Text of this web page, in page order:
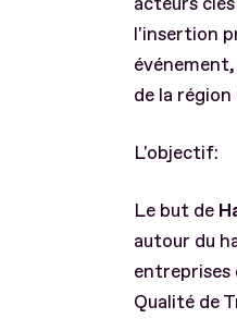
l'insertion
de la
L'objectif:
Le but de
autour du
entreprises
Qualité de